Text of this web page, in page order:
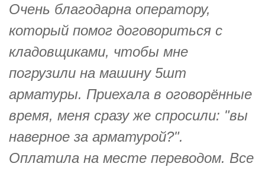
Очень благодарна оператору,
который помог договориться с
кладовщиками, чтобы мне
погрузили на машину 5шт
арматуры. Приехала в оговорённые
время, меня сразу же спросили: "вы
наверное за арматурой?".
Оплатила на месте переводом. Все